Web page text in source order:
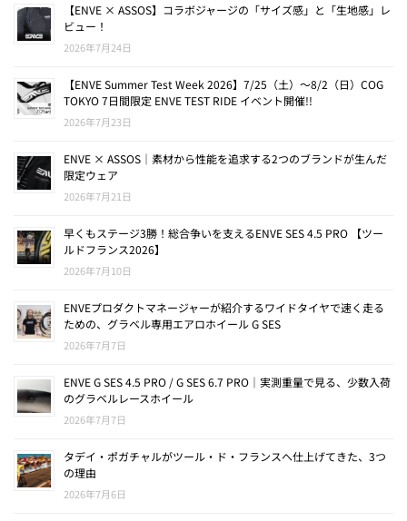
【ENVE × ASSOS】コラボジャージの「サイズ感」と「生地感」レ
ビュー！
2026年7月24日
【ENVE Summer Test Week 2026】7/25（土）〜8/2（日）COG
TOKYO 7日間限定 ENVE TEST RIDE イベント開催!!
2026年7月23日
ENVE × ASSOS｜素材から性能を追求する2つのブランドが生んだ
限定ウェア
2026年7月21日
早くもステージ3勝！総合争いを支えるENVE SES 4.5 PRO 【ツー
ルドフランス2026】
2026年7月10日
ENVEプロダクトマネージャーが紹介するワイドタイヤで速く走る
ための、グラベル専用エアロホイール G SES
2026年7月7日
ENVE G SES 4.5 PRO / G SES 6.7 PRO｜実測重量で見る、少数入荷
のグラベルレースホイール
2026年7月7日
タデイ・ポガチャルがツール・ド・フランスへ仕上げてきた、3つ
の理由
2026年7月6日